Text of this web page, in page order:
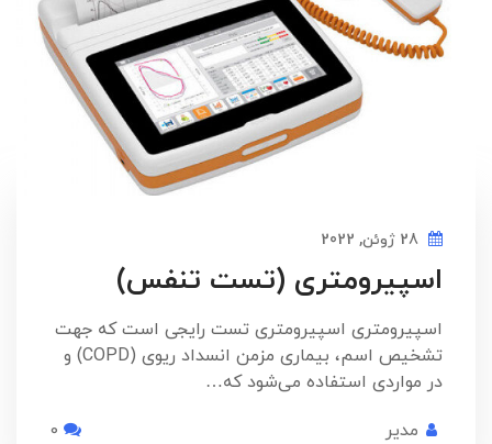
اسپیرومتری (تست تنفس)
اسپیرومتری اسپیرومتری تست رایجی است که جهت
تشخیص اسم، بیماری مزمن انسداد ریوی (COPD) و
در مواردی استفاده می‌شود که…
مدیر